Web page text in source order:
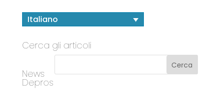
Italiano
Cerca gli articoli
News
Depros